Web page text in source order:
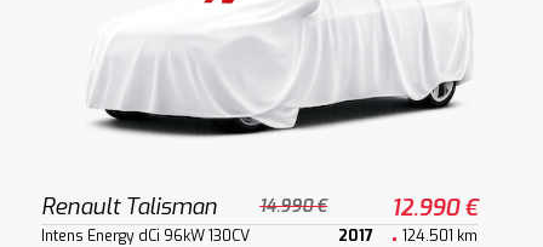
Renault Talisman 14.990 € 12.990 €
Intens Energy dCi 96kW 130CV 2017 124.501 km